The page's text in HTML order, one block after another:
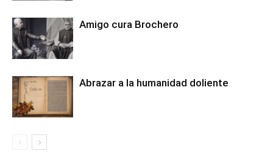
Amigo cura Brochero
Abrazar a la humanidad doliente